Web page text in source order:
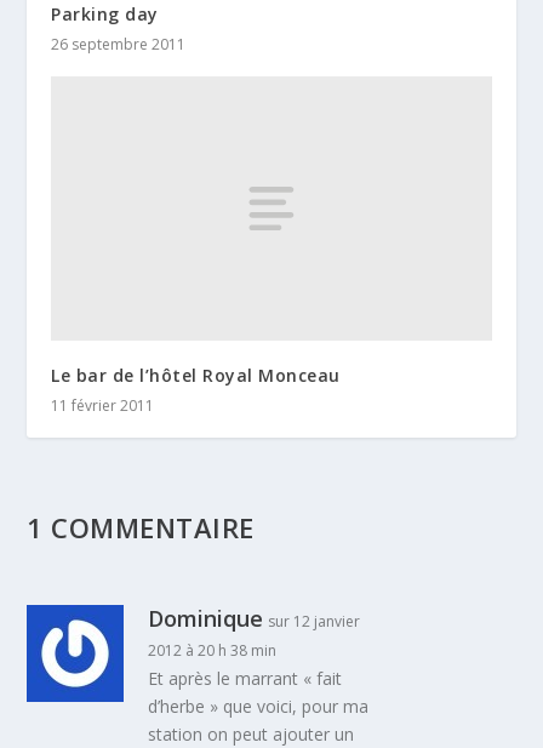
Parking day
26 septembre 2011
Le bar de l’hôtel Royal Monceau
11 février 2011
1 COMMENTAIRE
Dominique sur 12 janvier
2012 à 20 h 38 min
Et après le marrant « fait
d’herbe » que voici, pour ma
station on peut ajouter un